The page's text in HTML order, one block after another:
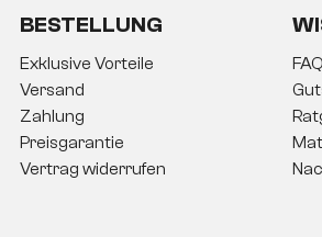
BESTELLUNG
Exklusive Vorteile
Versand
Zahlung
Preisgarantie
Vertrag widerrufen